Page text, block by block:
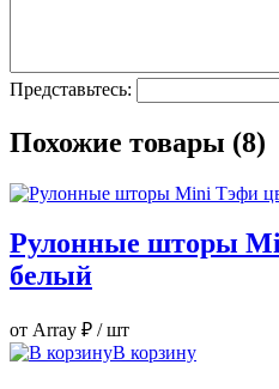
Представьтесь:
Похожие товары (8)
Рулонные шторы
белый
от Array ₽ / шт
В корзину